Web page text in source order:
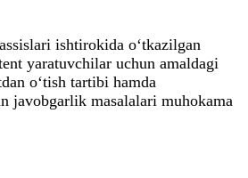
ishtirokida o‘tkazilgan
yaratuvchilar uchun amaldagi
o‘tish tartibi hamda
javobgarlik masalalari muhokama